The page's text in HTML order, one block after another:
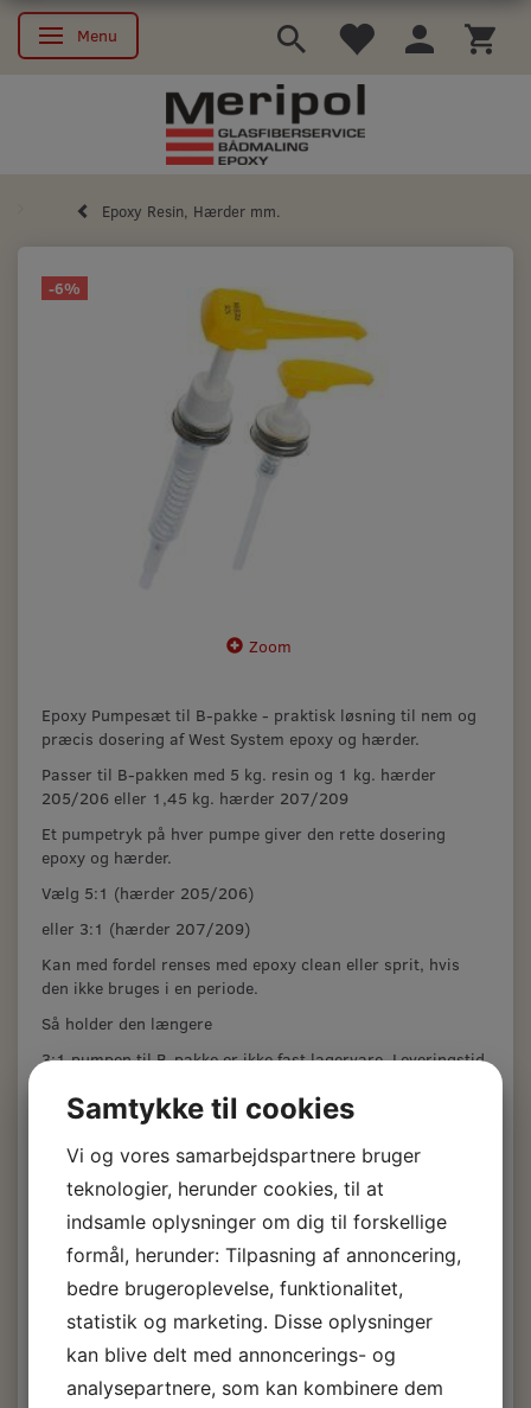
Skifte navigation
Menu
Epoxy Resin, Hærder mm.
-6%
Zoom
Epoxy Pumpesæt til B-pakke - praktisk løsning til nem og
præcis dosering af West System epoxy og hærder.
Passer til B-pakken med 5 kg. resin og 1 kg. hærder
205/206 eller 1,45 kg. hærder 207/209
Et pumpetryk på hver pumpe giver den rette dosering
epoxy og hærder.
Vælg 5:1 (hærder 205/206)
eller 3:1 (hærder 207/209)
Kan med fordel renses med epoxy clean eller sprit, hvis
den ikke bruges i en periode.
Så holder den længere
3:1 pumpen til B-pakke er ikke fast lagervare. Leveringstid
West System Epoxy
Pumpesæt til B-pakke
5:1 og 3:1
225,00 DKKm/Moms
180,00 DKKu/Moms)
Samtykke til cookies
Vi og vores samarbejdspartnere bruger
teknologier, herunder cookies, til at
indsamle oplysninger om dig til forskellige
formål, herunder: Tilpasning af annoncering,
bedre brugeroplevelse, funktionalitet,
statistik og marketing. Disse oplysninger
kan blive delt med annoncerings- og
analysepartnere, som kan kombinere dem